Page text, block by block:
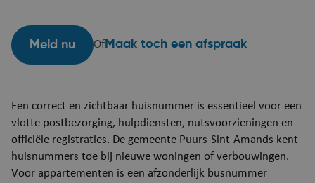
Meld nu OfMaak toch een afspraak
Een correct en zichtbaar huisnummer is essentieel voor een
vlotte postbezorging, hulpdiensten, nutsvoorzieningen en
officiële registraties. De gemeente Puurs-Sint-Amands kent
huisnummers toe bij nieuwe woningen of verbouwingen.
Voor appartementen is een afzonderlijk busnummer